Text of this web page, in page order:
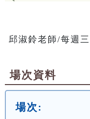
邱淑鈴老師/每週
場次資料
場次: